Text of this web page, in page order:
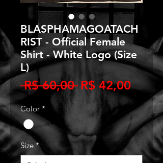
BLASPHAMAGOATACH
RIST - Official Female
Shirt - White Logo (Size
L)
R$ 60,00 Preço
normal
R$ 42,00Preço
Color *
Size *